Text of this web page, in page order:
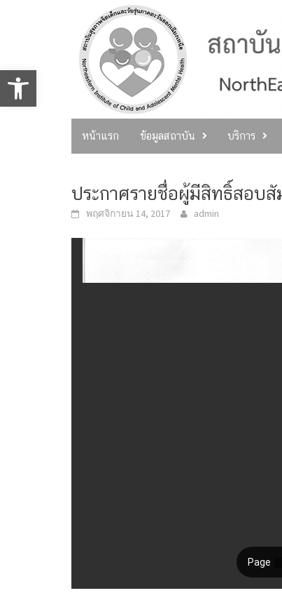
Open toolbar
หน้าแรก ข้อมูลสถาบัน บริการ
ประกาศรายชื่อผู้มีสิทธิ์สอบ
พฤศจิกายน 14, 2017 admin